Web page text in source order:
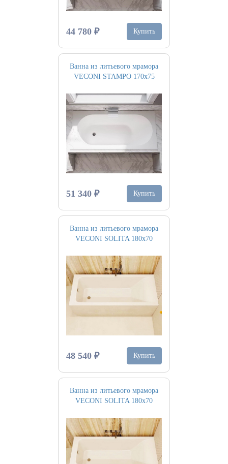
44 780 ₽ Купить
Ванна из литьевого мрамора
VECONI STAMPO 170х75
51 340 ₽ Купить
Ванна из литьевого мрамора
VECONI SOLITA 180х70
48 540 ₽ Купить
Ванна из литьевого мрамора
VECONI SOLITA 180х70